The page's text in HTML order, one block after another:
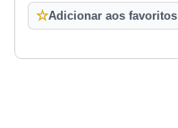
☆Adicionar aos favoritos